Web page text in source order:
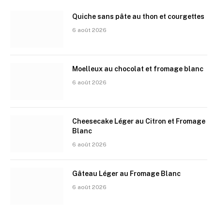
Quiche sans pâte au thon et courgettes
6 août 2026
Moelleux au chocolat et fromage blanc
6 août 2026
Cheesecake Léger au Citron et Fromage
Blanc
6 août 2026
Gâteau Léger au Fromage Blanc
6 août 2026